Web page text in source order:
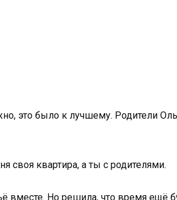
это было к лучшему. Родители
квартира, а ты с родителями.
вместе. Но решила, что время ещё